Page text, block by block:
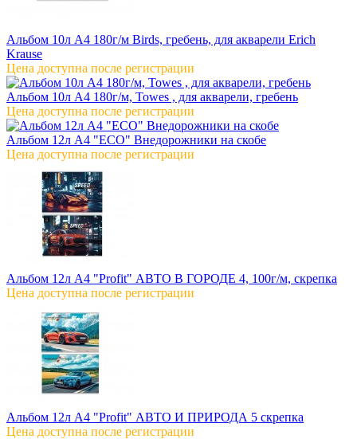
Альбом 10л А4 180г/м Birds, гребень, для акварели Erich
Krause
Цена доступна после регистрации
Альбом 10л А4 180г/м, Towes , для акварели, гребень
Цена доступна после регистрации
Альбом 12л А4 "ECO" Внедорожники на скобе
Цена доступна после регистрации
Альбом 12л А4 "Profit" АВТО В ГОРОДЕ 4, 100г/м, скрепка
Цена доступна после регистрации
Альбом 12л А4 "Profit" АВТО И ПРИРОДА 5 скрепка
Цена доступна после регистрации